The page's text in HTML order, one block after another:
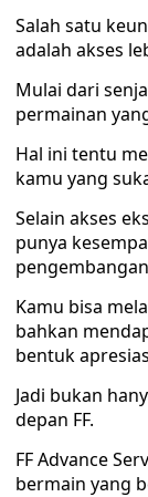
Salah satu
adalah akses
Mulai dari
permainan
Hal ini tentu
kamu yang
Selain akses
punya
Kamu bisa
bahkan
bentuk
Jadi bukan
depan FF.
FF Advance
bermain yang